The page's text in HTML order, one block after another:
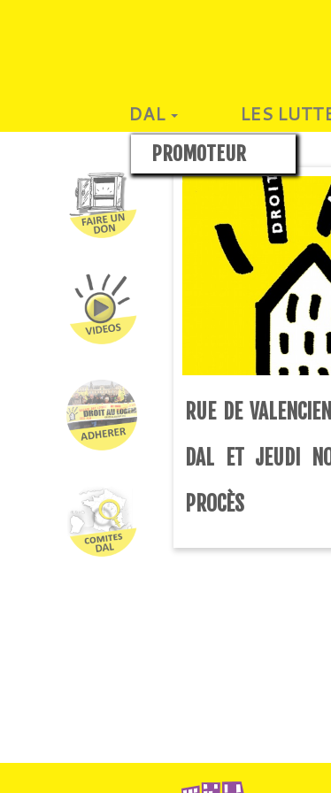
DAL LES
PROMOTEUR
RUE DE
DAL ET JEUDI
PROCÈS